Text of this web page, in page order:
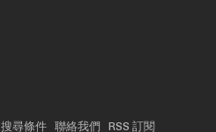
搜尋條件 聯絡我們 RSS 訂閱